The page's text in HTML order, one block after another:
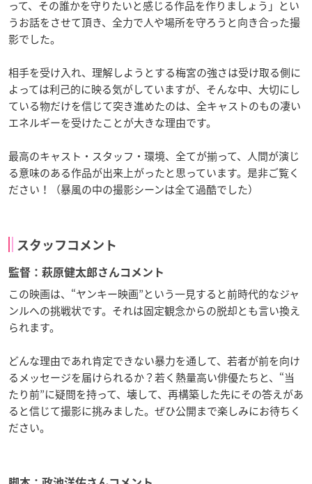
って、その誰かを守りたいと感じる作品を作りましょう」とい
うお話をさせて頂き、全力で人や場所を守ろうと向き合った撮
影でした。
相手を受け入れ、理解しようとする梅宮の強さは受け取る側に
よっては利己的に映る気がしていますが、そんな中、大切にし
ている物だけを信じて突き進めたのは、全キャストのもの凄い
エネルギーを受けたことが大きな理由です。
最高のキャスト・スタッフ・環境、全てが揃って、人間が演じ
る意味のある作品が出来上がったと思っています。是非ご覧く
ださい！（暴風の中の撮影シーンは全て過酷でした）
スタッフコメント
監督：萩原健太郎さんコメント
この映画は、“ヤンキー映画”という一見すると前時代的なジャ
ンルへの挑戦状です。それは固定観念からの脱却とも言い換え
られます。
どんな理由であれ肯定できない暴力を通して、若者が前を向け
るメッセージを届けられるか？若く熱量高い俳優たちと、“当
たり前”に疑問を持って、壊して、再構築した先にその答えがあ
ると信じて撮影に挑みました。ぜひ公開まで楽しみにお待ちく
ださい。